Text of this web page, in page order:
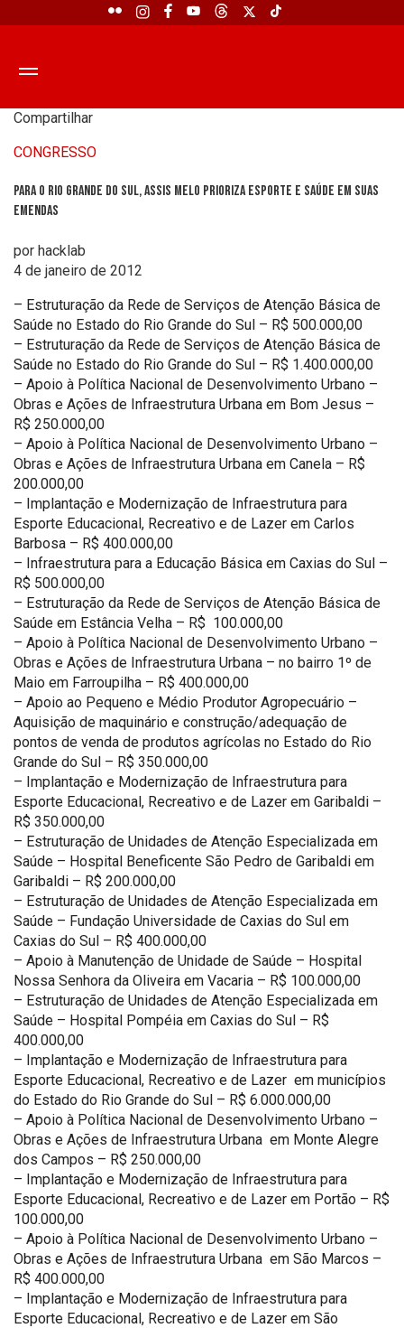
Compartilhar
CONGRESSO
Para o Rio Grande do Sul, Assis Melo prioriza esporte e saúde em suas
emendas
por hacklab
4 de janeiro de 2012
– Estruturação da Rede de Serviços de Atenção Básica de
Saúde no Estado do Rio Grande do Sul – R$ 500.000,00
– Estruturação da Rede de Serviços de Atenção Básica de
Saúde no Estado do Rio Grande do Sul – R$ 1.400.000,00
– Apoio à Política Nacional de Desenvolvimento Urbano –
Obras e Ações de Infraestrutura Urbana em Bom Jesus –
R$ 250.000,00
– Apoio à Política Nacional de Desenvolvimento Urbano –
Obras e Ações de Infraestrutura Urbana em Canela – R$
200.000,00
– Implantação e Modernização de Infraestrutura para
Esporte Educacional, Recreativo e de Lazer em Carlos
Barbosa – R$ 400.000,00
– Infraestrutura para a Educação Básica em Caxias do Sul –
R$ 500.000,00
– Estruturação da Rede de Serviços de Atenção Básica de
Saúde em Estância Velha – R$ 100.000,00
– Apoio à Política Nacional de Desenvolvimento Urbano –
Obras e Ações de Infraestrutura Urbana – no bairro 1º de
Maio em Farroupilha – R$ 400.000,00
– Apoio ao Pequeno e Médio Produtor Agropecuário –
Aquisição de maquinário e construção/adequação de
pontos de venda de produtos agrícolas no Estado do Rio
Grande do Sul – R$ 350.000,00
– Implantação e Modernização de Infraestrutura para
Esporte Educacional, Recreativo e de Lazer em Garibaldi –
R$ 350.000,00
– Estruturação de Unidades de Atenção Especializada em
Saúde – Hospital Beneficente São Pedro de Garibaldi em
Garibaldi – R$ 200.000,00
– Estruturação de Unidades de Atenção Especializada em
Saúde – Fundação Universidade de Caxias do Sul em
Caxias do Sul – R$ 400.000,00
– Apoio à Manutenção de Unidade de Saúde – Hospital
Nossa Senhora da Oliveira em Vacaria – R$ 100.000,00
– Estruturação de Unidades de Atenção Especializada em
Saúde – Hospital Pompéia em Caxias do Sul – R$
400.000,00
– Implantação e Modernização de Infraestrutura para
Esporte Educacional, Recreativo e de Lazer em municípios
do Estado do Rio Grande do Sul – R$ 6.000.000,00
– Apoio à Política Nacional de Desenvolvimento Urbano –
Obras e Ações de Infraestrutura Urbana em Monte Alegre
dos Campos – R$ 250.000,00
– Implantação e Modernização de Infraestrutura para
Esporte Educacional, Recreativo e de Lazer em Portão – R$
100.000,00
– Apoio à Política Nacional de Desenvolvimento Urbano –
Obras e Ações de Infraestrutura Urbana em São Marcos –
R$ 400.000,00
– Implantação e Modernização de Infraestrutura para
Esporte Educacional, Recreativo e de Lazer em São